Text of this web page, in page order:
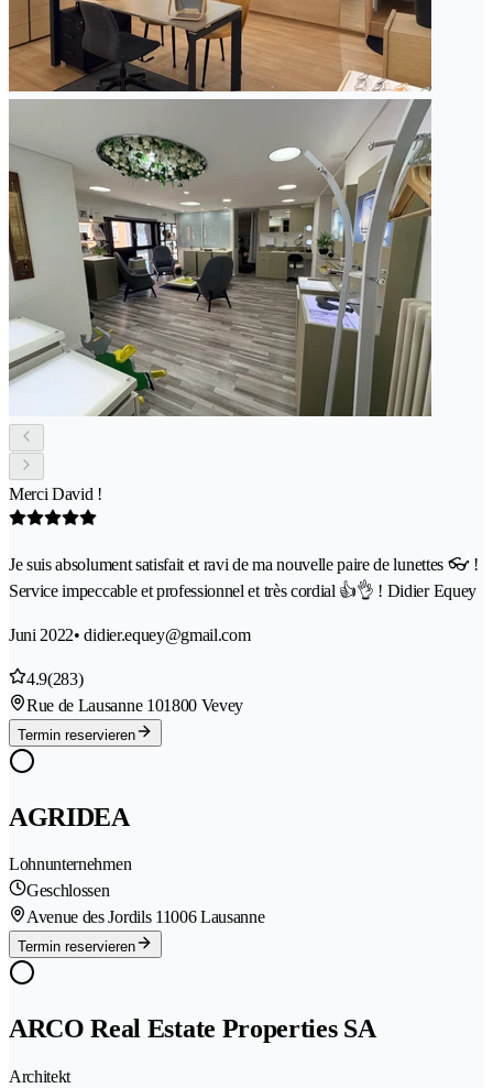
Merci David !
Je suis absolument satisfait et ravi de ma nouvelle paire de lunettes 👓 !
Service impeccable et professionnel et très cordial 👍👌 ! Didier Equey
Juni 2022• didier.equey@gmail.com
4.9(283)
Rue de Lausanne 101800 Vevey
Termin reservieren
AGRIDEA
Lohnunternehmen
Geschlossen
Avenue des Jordils 11006 Lausanne
Termin reservieren
ARCO Real Estate Properties SA
Architekt